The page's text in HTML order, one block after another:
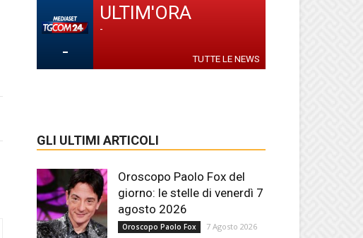
-
ULTIM'ORA
-
TUTTE LE NEWS
GLI ULTIMI ARTICOLI
Oroscopo Paolo Fox del
giorno: le stelle di venerdì 7
agosto 2026
Oroscopo Paolo Fox 7 Agosto 2026